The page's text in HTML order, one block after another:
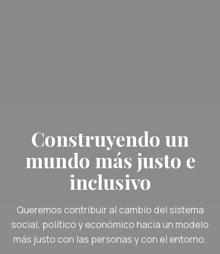
Construyendo un
mundo más justo e
inclusivo
Queremos contribuir al cambio del sistema
social, político y económico hacia un modelo
más justo con las personas y con el entorno.